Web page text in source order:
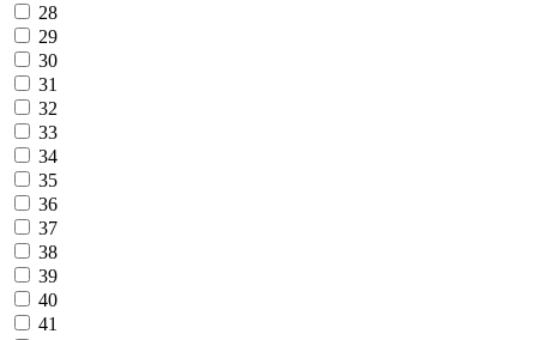
28
29
30
31
32
33
34
35
36
37
38
39
40
41